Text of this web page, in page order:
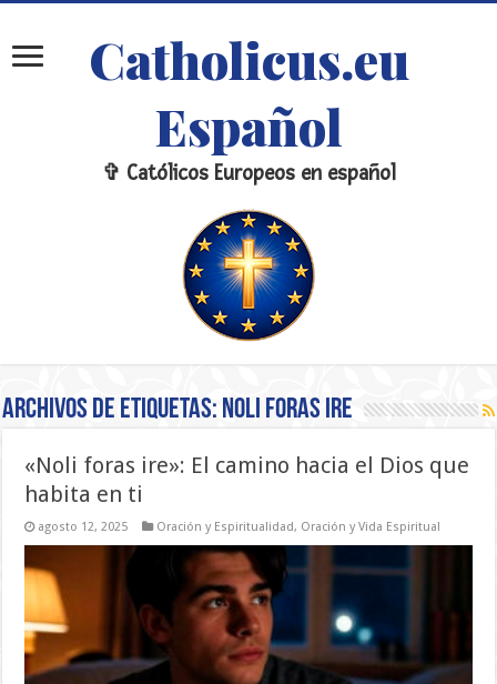
Catholicus.eu
Español
✞ Católicos Europeos en español
Archivos de etiquetas: Noli foras ire
«Noli foras ire»: El camino hacia el Dios que
habita en ti
agosto 12, 2025 Oración y Espiritualidad, Oración y Vida Espiritual